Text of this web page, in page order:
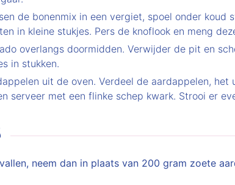
de bonenmix in een vergiet, spoel onder
in kleine stukjes. Pers de knoflook en meng
overlangs doormidden. Verwijder de pit en
in stukken.
uit de oven. Verdeel de aardappelen,
serveer met een flinke schep kwark. Strooi er
neem dan in plaats van 200 gram zoete